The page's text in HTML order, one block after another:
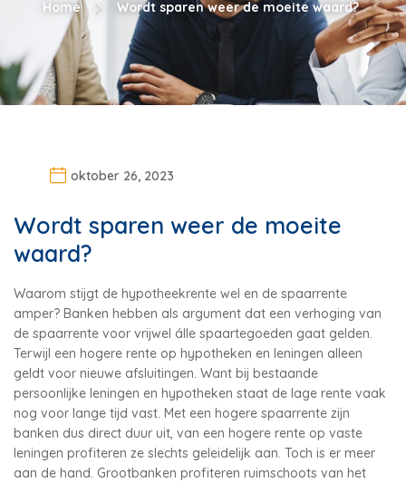
Home Wordt sparen weer de moeite waard?
oktober 26, 2023
Wordt sparen weer de moeite
waard?
Waarom stijgt de hypotheekrente wel en de spaarrente
amper? Banken hebben als argument dat een verhoging van
de spaarrente voor vrijwel álle spaartegoeden gaat gelden.
Terwijl een hogere rente op hypotheken en leningen alleen
geldt voor nieuwe afsluitingen. Want bij bestaande
persoonlijke leningen en hypotheken staat de lage rente vaak
nog voor lange tijd vast. Met een hogere spaarrente zijn
banken dus direct duur uit, van een hogere rente op vaste
leningen profiteren ze slechts geleidelijk aan. Toch is er meer
aan de hand. Grootbanken profiteren ruimschoots van het